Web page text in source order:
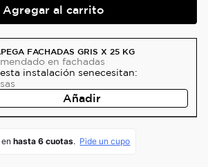
Agregar al carrito
FACHADAS GRIS X 25 KG
en fachadas
instalación senecesitan:
Añadir